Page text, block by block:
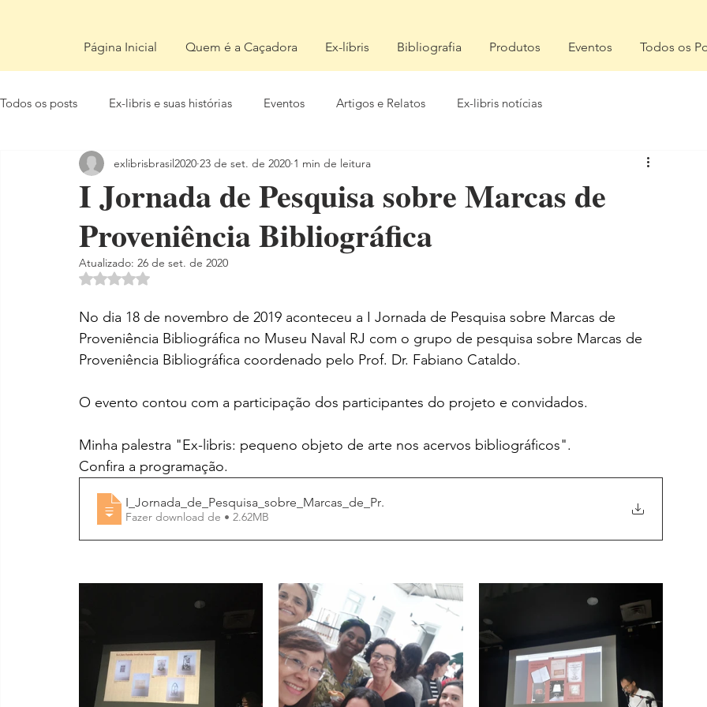
Página Inicial Quem é a Caçadora Ex-líbris Bibliografia Produtos Eventos Todos os
Todos os posts Ex-libris e suas histórias Eventos Artigos e Relatos Ex-libris notícias
I Jornada de Pesquisa sobre Marcas de
Proveniência Bibliográfica
exlibrisbrasil2020 23 de set. de 2020 1 min de leitura
Atualizado: 26 de set. de 2020
Avaliado com NaN de 5 estrelas.
No dia 18 de novembro de 2019 aconteceu a I Jornada de Pesquisa sobre Marcas de
Proveniência Bibliográfica no Museu Naval RJ com o grupo de pesquisa sobre Marcas de
Proveniência Bibliográfica coordenado pelo Prof. Dr. Fabiano Cataldo.
O evento contou com a participação dos participantes do projeto e convidados.
Minha palestra "Ex-libris: pequeno objeto de arte nos acervos bibliográficos".
Confira a programação.
I_Jornada_de_Pesquisa_sobre_Marcas_de_Pr.
Fazer download de • 2.62MB